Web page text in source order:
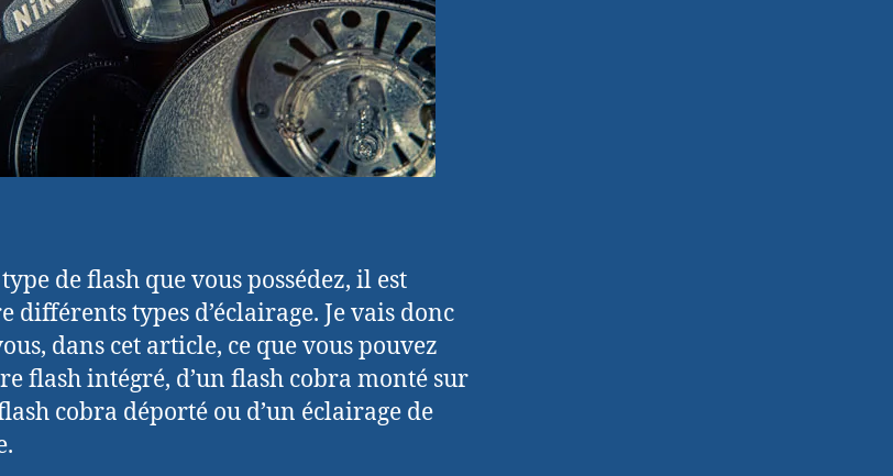
de flash que vous possédez, il est
différents types d’éclairage. Je vais donc
dans cet article, ce que vous pouvez
flash intégré, d’un flash cobra monté sur
cobra déporté ou d’un éclairage de